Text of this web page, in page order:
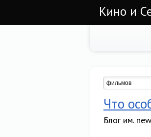
Кино и
Что
Блог им.